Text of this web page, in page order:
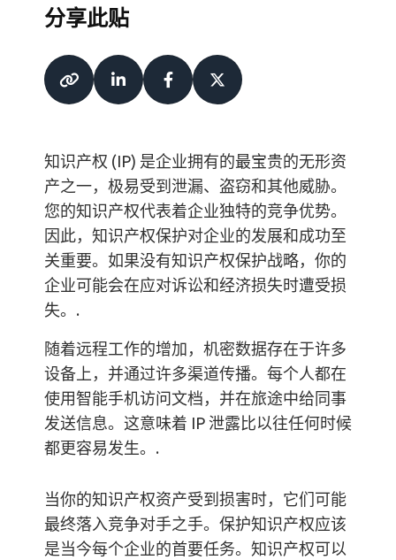
知识产权 (IP) 是企业拥有的最宝贵的无形资
产之一，极易受到泄漏、盗窃和其他威胁。
您的知识产权代表着企业独特的竞争优势。
因此，知识产权保护对企业的发展和成功至
关重要。如果没有知识产权保护战略，你的
企业可能会在应对诉讼和经济损失时遭受损
失。.
随着远程工作的增加，机密数据存在于许多
设备上，并通过许多渠道传播。每个人都在
使用智能手机访问文档，并在旅途中给同事
发送信息。这意味着 IP 泄露比以往任何时候
都更容易发生。.
当你的知识产权资产受到损害时，它们可能
最终落入竞争对手之手。保护知识产权应该
是当今每个企业的首要任务。知识产权可以
分享此贴